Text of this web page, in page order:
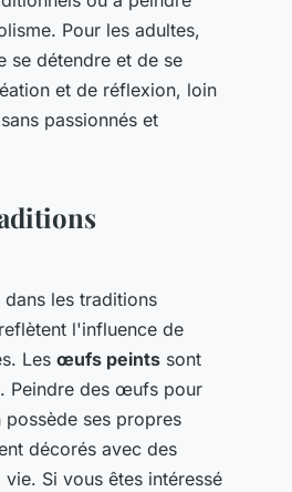
Pour les adultes,
se détendre et de se
et de réflexion, loin
passionnés et
les traditions
l'influence de
Les œufs peints sont
Peindre des œufs pour
possède ses propres
décorés avec des
Si vous êtes intéressé